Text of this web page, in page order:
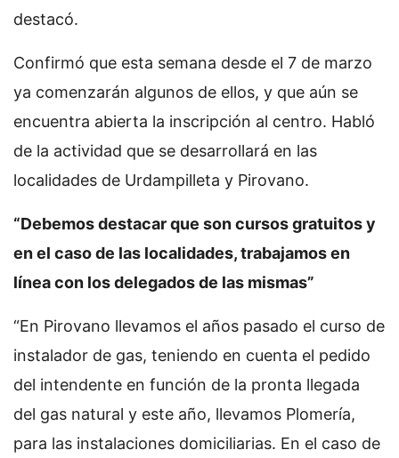
destacó.
Confirmó que esta semana desde el 7 de marzo
ya comenzarán algunos de ellos, y que aún se
encuentra abierta la inscripción al centro. Habló
de la actividad que se desarrollará en las
localidades de Urdampilleta y Pirovano.
“Debemos destacar que son cursos gratuitos y
en el caso de las localidades, trabajamos en
línea con los delegados de las mismas”
“En Pirovano llevamos el años pasado el curso de
instalador de gas, teniendo en cuenta el pedido
del intendente en función de la pronta llegada
del gas natural y este año, llevamos Plomería,
para las instalaciones domiciliarias. En el caso de